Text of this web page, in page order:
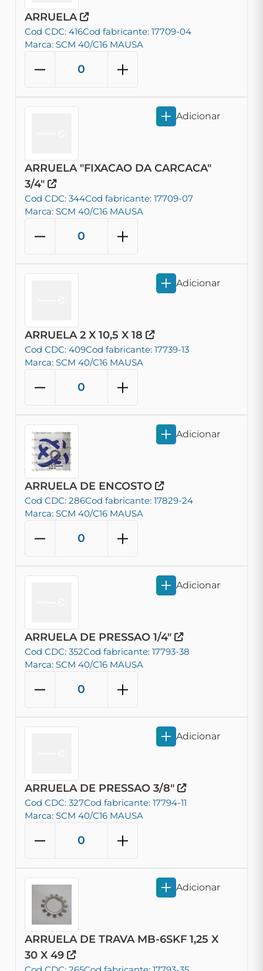
ARRUELA
Cod CDC: 416Cod fabricante: 17709-04
Marca: SCM 40/C16 MAUSA
ARRUELA "FIXACAO DA CARCACA"
3/4"
Cod CDC: 344Cod fabricante: 17709-07
Marca: SCM 40/C16 MAUSA
Adicionar
ARRUELA 2 X 10,5 X 18
Cod CDC: 409Cod fabricante: 17739-13
Marca: SCM 40/C16 MAUSA
Adicionar
ARRUELA DE ENCOSTO
Cod CDC: 286Cod fabricante: 17829-24
Marca: SCM 40/C16 MAUSA
Adicionar
ARRUELA DE PRESSAO 1/4"
Cod CDC: 352Cod fabricante: 17793-38
Marca: SCM 40/C16 MAUSA
Adicionar
ARRUELA DE PRESSAO 3/8"
Cod CDC: 327Cod fabricante: 17794-11
Marca: SCM 40/C16 MAUSA
Adicionar
ARRUELA DE TRAVA MB-6SKF 1,25 X
30 X 49
Adicionar